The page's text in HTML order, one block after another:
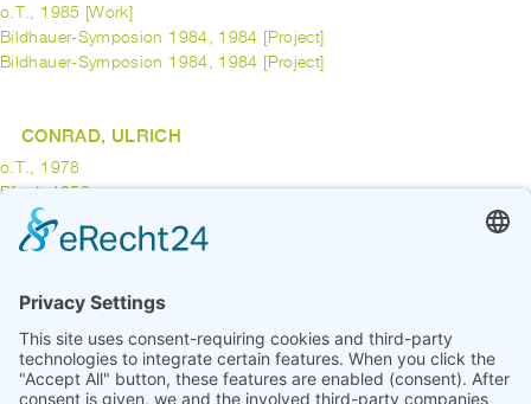
o.T., 1985 [Work]
Bildhauer-Symposion 1984, 1984 [Project]
Bildhauer-Symposion 1984, 1984 [Project]
CONRAD, ULRICH
o.T., 1978
Pferd, 1958
Quote in Time, 1995 [Work]
1
2
3